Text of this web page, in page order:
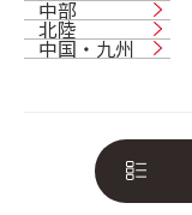
中部
北陸
中国・九州